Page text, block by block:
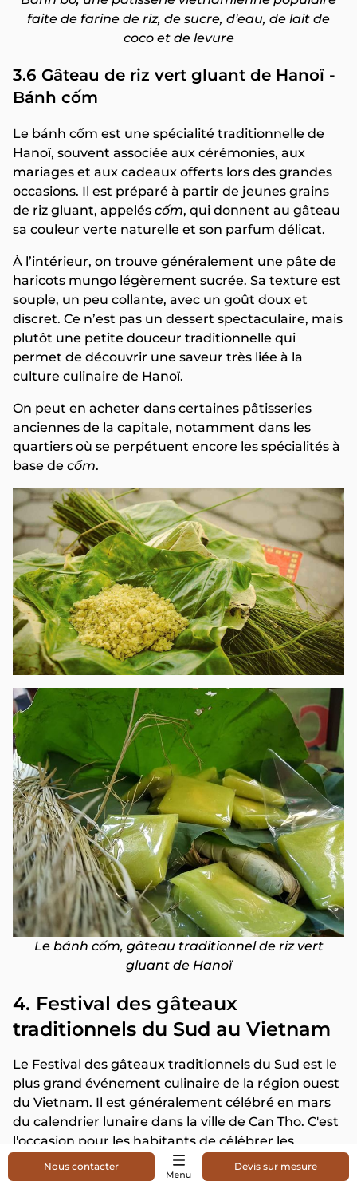
faite de farine de riz, de sucre, d'eau, de lait de
coco et de levure
3.6 Gâteau de riz vert gluant de Hanoï -
Bánh cốm
Le bánh cốm est une spécialité traditionnelle de
Hanoï, souvent associée aux cérémonies, aux
mariages et aux cadeaux offerts lors des grandes
occasions. Il est préparé à partir de jeunes grains
de riz gluant, appelés cốm, qui donnent au gâteau
sa couleur verte naturelle et son parfum délicat.
À l’intérieur, on trouve généralement une pâte de
haricots mungo légèrement sucrée. Sa texture est
souple, un peu collante, avec un goût doux et
discret. Ce n’est pas un dessert spectaculaire, mais
plutôt une petite douceur traditionnelle qui
permet de découvrir une saveur très liée à la
culture culinaire de Hanoï.
On peut en acheter dans certaines pâtisseries
anciennes de la capitale, notamment dans les
quartiers où se perpétuent encore les spécialités à
base de cốm.
Le bánh cốm, gâteau traditionnel de riz vert
gluant de Hanoï
4. Festival des gâteaux
traditionnels du Sud au Vietnam
Le Festival des gâteaux traditionnels du Sud est le
plus grand événement culinaire de la région ouest
du Vietnam. Il est généralement célébré en mars
du calendrier lunaire dans la ville de Can Tho. C'est
l'occasion pour les habitants de célébrer les
desserts traditionnels, en particulier ceux du sud-
ouest du Vietnam. Pour les touristes, c'est une
Nous contacter Devis sur mesure